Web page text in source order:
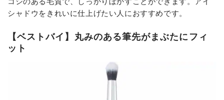
シャドウをきれいに仕上げたい人におすすめです。
【ベストバイ】丸みのある筆先がまぶたにフィ
ット